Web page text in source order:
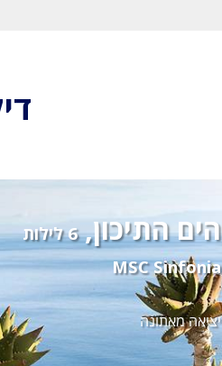
הים התיכון,6 לילות
MSC Sinfonia
יציאה מאתונה